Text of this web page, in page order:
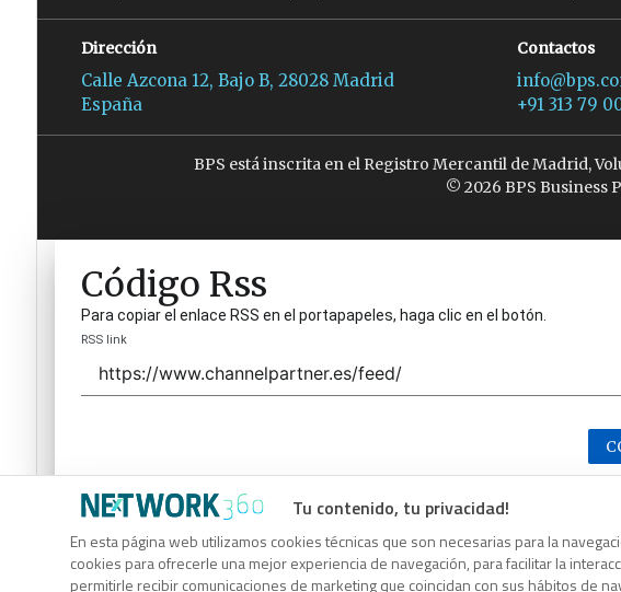
Tu contenido, tu privacidad!
En esta página web utilizamos cookies técnicas que son necesarias para la
cookies para ofrecerle una mejor experiencia de navegación, para facilitar la
permitirle recibir comunicaciones de marketing que coincidan con sus hábitos de
Dirección
Calle Azcona 12, Bajo B, 28028 Madrid
España
Contactos
+91 313 79
BPS está inscrita en el Registro Mercantil de Madrid,
© 2026 BPS Business
Código Rss
Para copiar el enlace RSS en el portapapeles, haga clic en el botón.
RSS link
Código Rss
Para copiar el enlace RSS en el portapapeles, haga clic en el botón.